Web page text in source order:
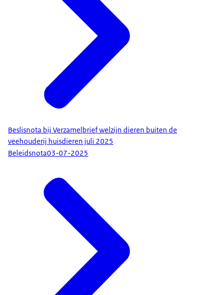
Beslisnota bij Verzamelbrief welzijn dieren buiten de
veehouderij huisdieren juli 2025
Beleidsnota03-07-2025